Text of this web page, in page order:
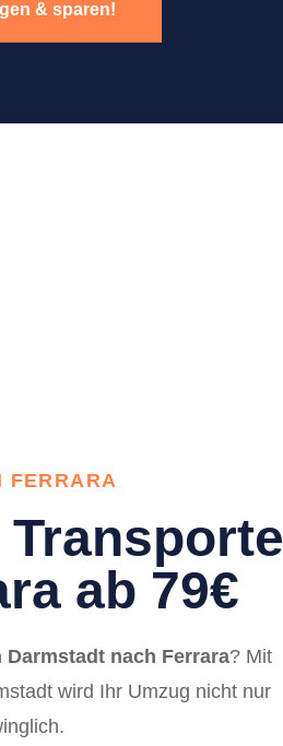
& sparen!
FERRARA
ab 79€
Darmstadt nach Ferrara? Mit
wird Ihr Umzug nicht nur